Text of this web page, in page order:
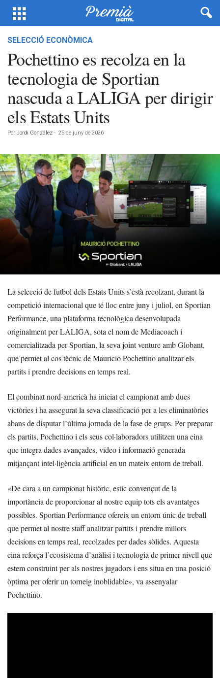
SELECCIÓ ECONÒMICA
Pochettino es recolza en la
tecnologia de Sportian
nascuda a LALIGA per dirigir
els Estats Units
Por Jordi González - 25 de juny de 2026
La selecció de futbol dels Estats Units s’està recolzant, durant la
competició internacional que té lloc entre juny i juliol, en Sportian
Performance, una plataforma tecnològica desenvolupada
originalment per LALIGA, sota el nom de Mediacoach i
comercialitzada per Sportian, la seva joint venture amb Globant,
que permet al cos tècnic de Mauricio Pochettino analitzar els
partits i prendre decisions en temps real.
El combinat nord-americà ha iniciat el campionat amb dues
victòries i ha assegurat la seva classificació per a les eliminatòries
abans de disputar l’última jornada de la fase de grups. Per preparar
els partits, Pochettino i els seus col·laboradors utilitzen una eina
que integra dades avançades, vídeo i informació generada
mitjançant intel·ligència artificial en un mateix entorn de treball.
«De cara a un campionat històric, estic convençut de la
importància de proporcionar al nostre equip tots els avantatges
possibles. Sportian Performance ofereix un entorn únic de treball
que permet al nostre staff analitzar partits i prendre millors
decisions en temps real, recolzades per dades sòlides. Aquesta
eina reforça l’ecosistema d’anàlisi i tecnologia de primer nivell que
estem construint per als nostres jugadors i ens situa en una posició
òptima per oferir un torneig inoblidable», va assenyalar
Pochettino.